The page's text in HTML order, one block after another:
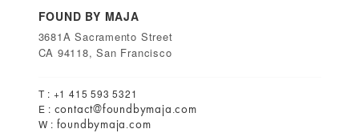
FOUND BY MAJA
3681A Sacramento Street
CA 94118, San Francisco
T : +1 415 593 5321
E : contact@foundbymaja.com
W : foundbymaja.com